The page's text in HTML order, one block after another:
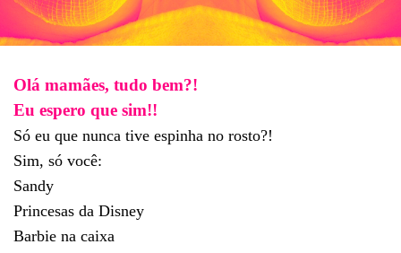
Olá mamães, tudo bem?!
Eu espero que sim!!
Só eu que nunca tive espinha no rosto?!
Sim, só você:
Sandy
Princesas da Disney
Barbie na caixa